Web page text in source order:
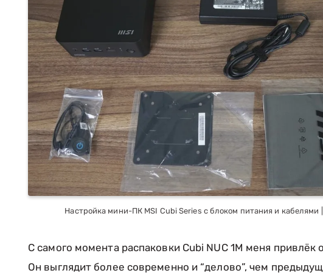
Настройка мини-ПК MSI Cubi Series с блоком питания и кабелями
С самого момента распаковки Cubi NUC 1M меня привлёк
Он выглядит более современно и “делово”, чем